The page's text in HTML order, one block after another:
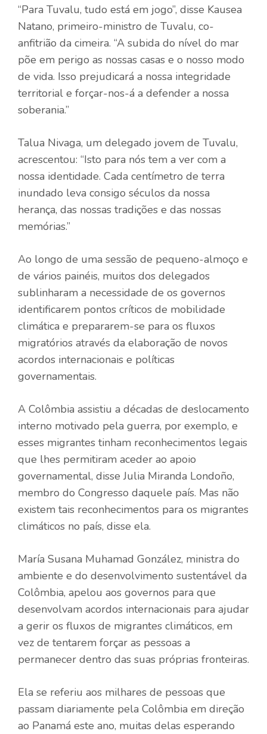
“Para Tuvalu, tudo está em jogo”, disse Kausea
Natano, primeiro-ministro de Tuvalu, co-
anfitrião da cimeira. “A subida do nível do mar
põe em perigo as nossas casas e o nosso modo
de vida. Isso prejudicará a nossa integridade
territorial e forçar-nos-á a defender a nossa
soberania.”
Talua Nivaga, um delegado jovem de Tuvalu,
acrescentou: “Isto para nós tem a ver com a
nossa identidade. Cada centímetro de terra
inundado leva consigo séculos da nossa
herança, das nossas tradições e das nossas
memórias.”
Ao longo de uma sessão de pequeno-almoço e
de vários painéis, muitos dos delegados
sublinharam a necessidade de os governos
identificarem pontos críticos de mobilidade
climática e prepararem-se para os fluxos
migratórios através da elaboração de novos
acordos internacionais e políticas
governamentais.
A Colômbia assistiu a décadas de deslocamento
interno motivado pela guerra, por exemplo, e
esses migrantes tinham reconhecimentos legais
que lhes permitiram aceder ao apoio
governamental, disse Julia Miranda Londoño,
membro do Congresso daquele país. Mas não
existem tais reconhecimentos para os migrantes
climáticos no país, disse ela.
María Susana Muhamad González, ministra do
ambiente e do desenvolvimento sustentável da
Colômbia, apelou aos governos para que
desenvolvam acordos internacionais para ajudar
a gerir os fluxos de migrantes climáticos, em
vez de tentarem forçar as pessoas a
permanecer dentro das suas próprias fronteiras.
Ela se referiu aos milhares de pessoas que
passam diariamente pela Colômbia em direção
ao Panamá este ano, muitas delas esperando